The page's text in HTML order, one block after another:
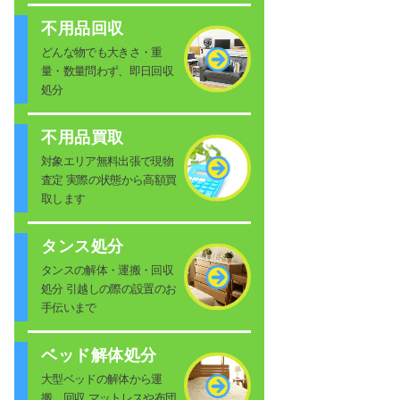
不用品回収
どんな物でも大きさ・重
量・数量問わず、即日回収
処分
不用品買取
対象エリア無料出張で現物
査定 実際の状態から高額買
取します
タンス処分
タンスの解体・運搬・回収
処分 引越しの際の設置のお
手伝いまで
ベッド解体処分
大型ベッドの解体から運